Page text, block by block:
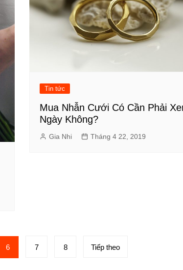
Tin tức
Mua Nhẫn Cưới Có Cần Phải
Ngày Không?
Gia Nhi Tháng 4 22, 2019
6 7 8 Tiếp theo